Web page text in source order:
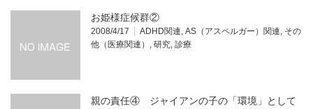
お姫様症候群②
2008/4/17 ADHD関連, AS（アスペルガー）関連, その
他（医療関連） , 研究, 診療
親の責任④ ジャイアンの子の「環境」として